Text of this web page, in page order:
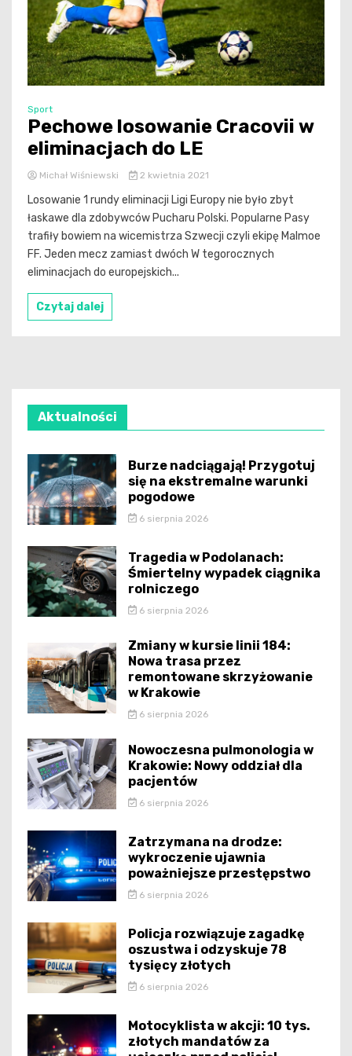
Sport
Pechowe losowanie Cracovii w
eliminacjach do LE
Michał Wiśniewski 2 kwietnia 2021
Losowanie 1 rundy eliminacji Ligi Europy nie było zbyt
łaskawe dla zdobywców Pucharu Polski. Popularne Pasy
trafiły bowiem na wicemistrza Szwecji czyli ekipę Malmoe
FF. Jeden mecz zamiast dwóch W tegorocznych
eliminacjach do europejskich...
Czytaj dalej
Aktualności
Burze nadciągają! Przygotuj
się na ekstremalne warunki
pogodowe
6 sierpnia 2026
Tragedia w Podolanach:
Śmiertelny wypadek ciągnika
rolniczego
6 sierpnia 2026
Zmiany w kursie linii 184:
Nowa trasa przez
remontowane skrzyżowanie
w Krakowie
6 sierpnia 2026
Nowoczesna pulmonologia w
Krakowie: Nowy oddział dla
pacjentów
6 sierpnia 2026
Zatrzymana na drodze:
wykroczenie ujawnia
poważniejsze przestępstwo
6 sierpnia 2026
Policja rozwiązuje zagadkę
oszustwa i odzyskuje 78
tysięcy złotych
6 sierpnia 2026
Motocyklista w akcji: 10 tys.
złotych mandatów za